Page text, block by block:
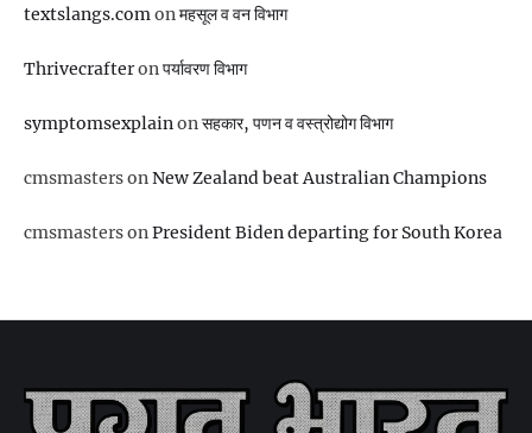
textslangs.comonमहसूल व वन विभाग
Thrivecrafteronपर्यावरण विभाग
symptomsexplainonसहकार, पणन व वस्‍त्रोद्योग विभाग
cmsmastersonNew Zealand beat Australian Champions
cmsmastersonPresident Biden departing for South Korea